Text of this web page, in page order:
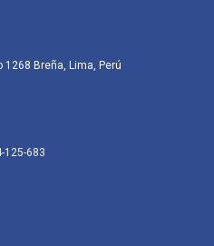
1268 Breña, Lima, Perú
125-683